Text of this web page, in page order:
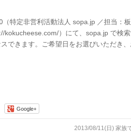
特定非営利活動法人 sopa.jp ／担当：板
）にて、sopa.jp で検索
できます。ご希望日をお選びいただき、
Google+
2013/08/11(日) 家族